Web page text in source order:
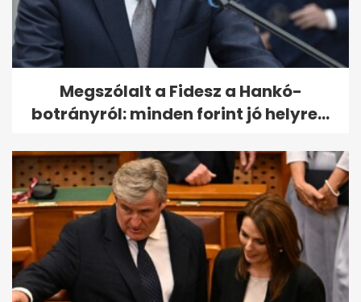
Megszólalt a Fidesz a Hankó-
botrányról: minden forint jó helyre...